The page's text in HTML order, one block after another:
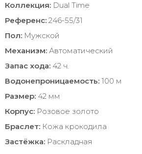
Коллекция: Dual Time
Референс: 246-55/31
Пол: Мужской
Механизм: Автоматический
Запас хода: 42 ч.
Водонепроницаемость: 100 м
Размер: 42 мм
Корпус: Розовое золото
Браслет: Кожа крокодила
Застёжка: Раскладная